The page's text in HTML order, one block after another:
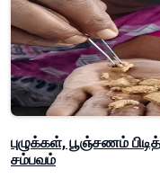
புழுக்கள், பூஞ்சணம்
சம்பவம்